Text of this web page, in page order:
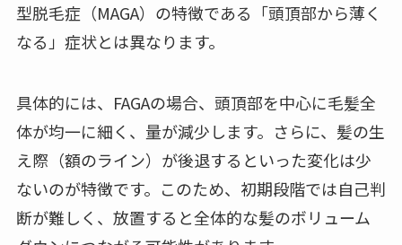
型脱毛症（MAGA）の特徴である「頭頂部から薄く
なる」症状とは異なります。
具体的には、FAGAの場合、頭頂部を中心に毛髪全
体が均一に細く、量が減少します。さらに、髪の生
え際（額のライン）が後退するといった変化は少
ないのが特徴です。このため、初期段階では自己判
断が難しく、放置すると全体的な髪のボリューム